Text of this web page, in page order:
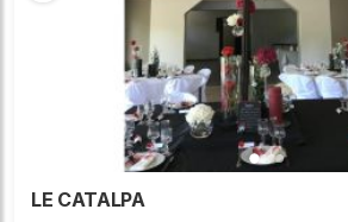
LE CATALPA